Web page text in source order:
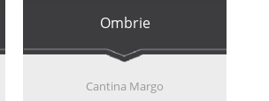
Ombrie
Cantina Margo